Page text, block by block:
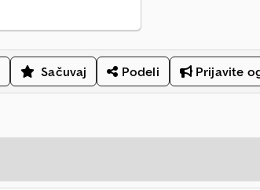
Sačuvaj Podeli Prijavite